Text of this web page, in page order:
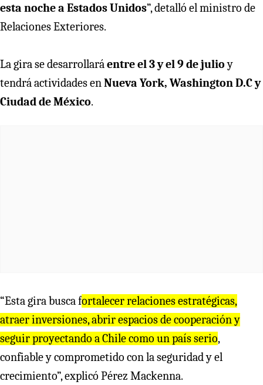
esta noche a Estados Unidos”, detalló el ministro de
Relaciones Exteriores.
La gira se desarrollaráentre el 3 y el 9 de julioy
tendrá actividades enNueva York, Washington D.C y
Ciudad de México.
“Esta gira busca fortalecer relaciones estratégicas,
atraer inversiones, abrir espacios de cooperación y
seguir proyectando a Chile como un país serio,
confiable y comprometido con la seguridad y el
crecimiento”, explicó Pérez Mackenna.